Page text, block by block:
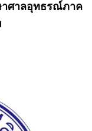
าศาลอุทธรณ์ภาค